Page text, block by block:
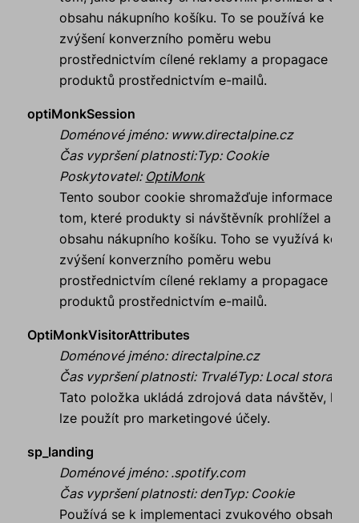
obsahu nákupního košíku. To se používá ke
zvýšení konverzního poměru webu
prostřednictvím cílené reklamy a propagace
produktů prostřednictvím e-mailů.
optiMonkSession
Doménové jméno: www.directalpine.cz
Čas vypršení platnosti:Typ: Cookie
Poskytovatel: OptiMonk
Tento soubor cookie shromažďuje informace o
tom, které produkty si návštěvník prohlížel a o
obsahu nákupního košíku. Toho se využívá ke
zvýšení konverzního poměru webu
prostřednictvím cílené reklamy a propagace
produktů prostřednictvím e-mailů.
OptiMonkVisitorAttributes
Doménové jméno: directalpine.cz
Čas vypršení platnosti: TrvaléTyp: Local storage
Tato položka ukládá zdrojová data návštěv,
lze použít pro marketingové účely.
sp_landing
Doménové jméno: .spotify.com
Čas vypršení platnosti: denTyp: Cookie
Používá se k implementaci zvukového obsahu